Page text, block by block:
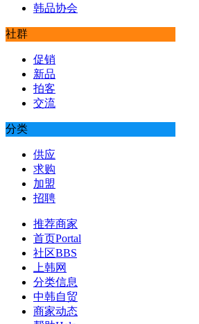
韩品协会
社群
促销
新品
拍客
交流
分类
供应
求购
加盟
招聘
推荐商家
首页Portal
社区BBS
上韩网
分类信息
中韩自贸
商家动态